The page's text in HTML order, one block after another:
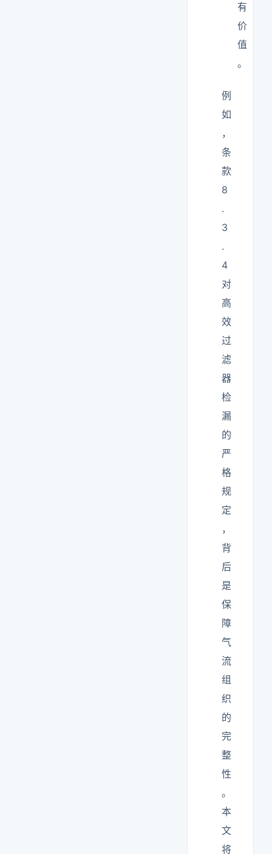
有
价
值
。
例
如
，
条
款
8
.
3
.
4
对
高
效
过
滤
器
检
漏
的
严
格
规
定
，
背
后
是
保
障
气
流
组
织
的
完
整
性
。
本
文
将